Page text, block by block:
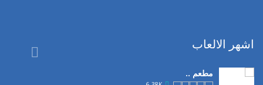
اشهر الالعاب
مطعم ..
